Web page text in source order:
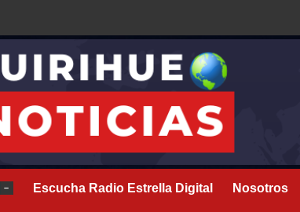
– Escucha Radio Estrella Digital Nosotros